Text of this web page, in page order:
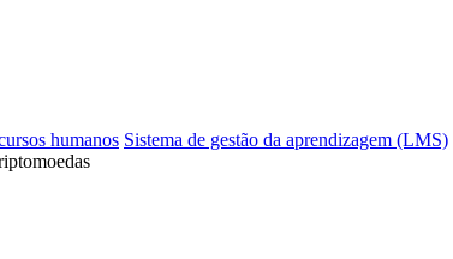
humanos Sistema de gestão da aprendizagem (LMS)